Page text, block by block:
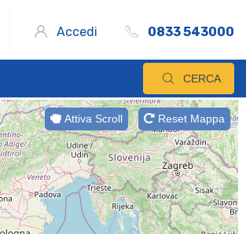
Accedi 0833 543000
CERCA
Attiva Scroll Reset Mappa